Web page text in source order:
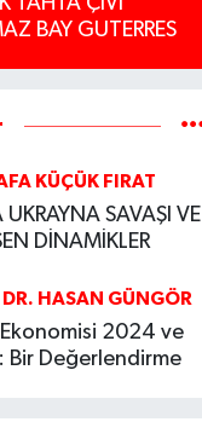
BAY GUTERRES
KÜÇÜK FIRAT
UKRAYNA SAVAŞI VE
DİNAMİKLER
DR. HASAN GÜNGÖR
Ekonomisi 2024 ve
Bir Değerlendirme